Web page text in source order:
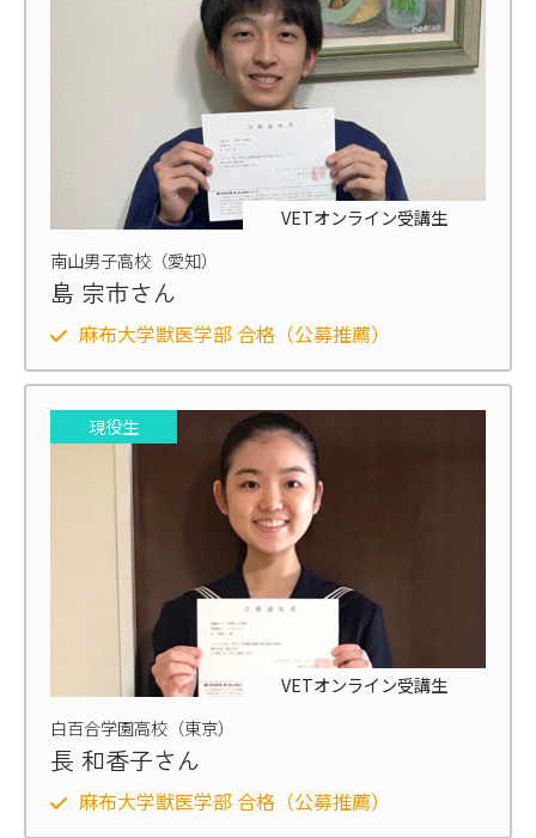
VETオンライン受講生
南山男子高校（愛知）
島 宗市さん
麻布大学獣医学部 合格（公募推薦）
現役生
VETオンライン受講生
白百合学園高校（東京）
長 和香子さん
麻布大学獣医学部 合格（公募推薦）